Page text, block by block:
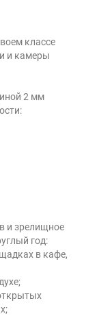
классе
и камеры
2 мм
и зрелищное
год:
в кафе,